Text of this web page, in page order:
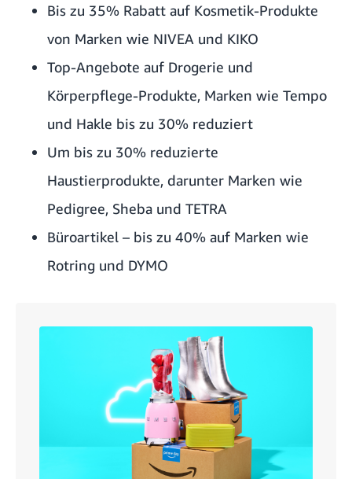
Bis zu 35% Rabatt auf Kosmetik-Produkte
von Marken wie NIVEA und KIKO
Top-Angebote auf Drogerie und
Körperpflege-Produkte, Marken wie Tempo
und Hakle bis zu 30% reduziert
Um bis zu 30% reduzierte
Haustierprodukte, darunter Marken wie
Pedigree, Sheba und TETRA
Büroartikel – bis zu 40% auf Marken wie
Rotring und DYMO